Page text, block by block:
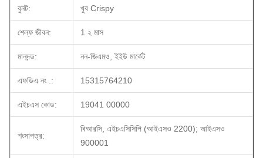
বুনট: খুব Crispy
শেল্ফ জীবন: 1 ২ মাস
মানদন্ড: নন-জিএমও, ইইউ মার্কেট
এফডিএ নং .: 15315764210
এইচএস কোড: 19041 00000
শংসাপত্র:
বিআরসি, এইচএসিসিপি (আইএসও 2200); আইএসও
900001